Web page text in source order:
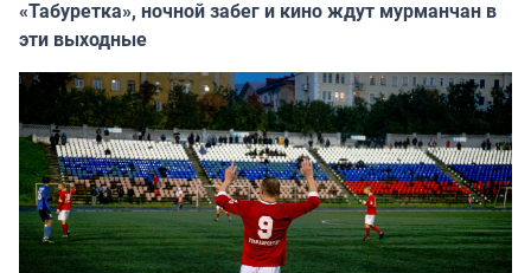
«Табуретка», ночной забег и кино ждут мурманчан в
эти выходные